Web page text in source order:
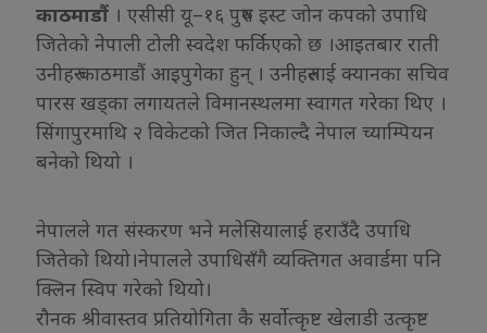
काठमाडौं । एसीसी यू–१६ पुरुष इस्ट जोन कपको उपाधि
जितेको नेपाली टोली स्वदेश फर्किएको छ ।आइतबार राती
उनीहरु काठमाडौं आइपुगेका हुन् । उनीहरुलाई क्यानका सचिव
पारस खड्का लगायतले विमानस्थलमा स्वागत गरेका थिए ।
सिंगापुरमाथि २ विकेटको जित निकाल्दै नेपाल च्याम्पियन
बनेको थियो ।
नेपालले गत संस्करण भने मलेसियालाई हराउँदै उपाधि
जितेको थियो।नेपालले उपाधिसँगै व्यक्तिगत अवार्डमा पनि
क्लिन स्विप गरेको थियो।
रौनक श्रीवास्तव प्रतियोगिता कै सर्वोत्कृष्ट खेलाडी उत्कृष्ट